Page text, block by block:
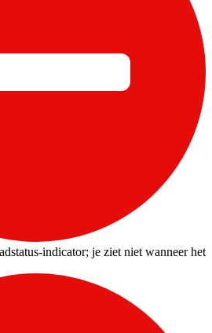
indicator; je ziet niet wanneer het